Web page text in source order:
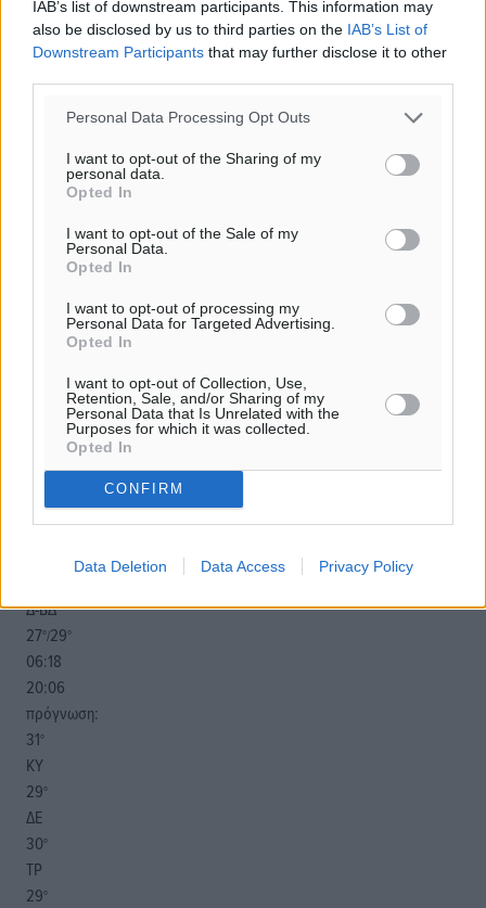
IAB’s list of downstream participants. This information may
also be disclosed by us to third parties on the IAB’s List of
Downstream Participants that may further disclose it to other
Personal Data Processing Opt Outs
I want to opt-out of the Sharing of my
personal data.
Opted In
I want to opt-out of the Sale of my
Personal Data.
Opted In
I want to opt-out of processing my
Personal Data for Targeted Advertising.
Opted In
I want to opt-out of Collection, Use,
Retention, Sale, and/or Sharing of my
Personal Data that Is Unrelated with the
Purposes for which it was collected.
Opted In
CONFIRM
Data Deletion Data Access Privacy Policy
Υπενθύμιση:
Για την μερική αναπαραγωγή της είδησης από άλλες
ιστοσελίδες είναι απαραίτητη η χρήση του παρακάτω
παρεχόμενου συνδέσμου παραπομπής προς το άρθρο
της Δημοκρατικής.
o καιρός τώρα:
αίθριος καιρός
Δ-ΒΔ
27°/29°
06:18
20:06
πρόγνωση:
31°
ΚΥ
29°
ΔΕ
30°
ΤΡ
29°